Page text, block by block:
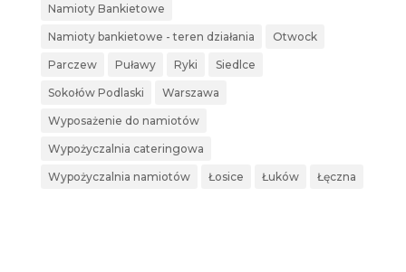
Namioty Bankietowe
Namioty bankietowe - teren działania Otwock
Parczew Puławy Ryki Siedlce
Sokołów Podlaski Warszawa
Wyposażenie do namiotów
Wypożyczalnia cateringowa
Wypożyczalnia namiotów Łosice Łuków Łęczna